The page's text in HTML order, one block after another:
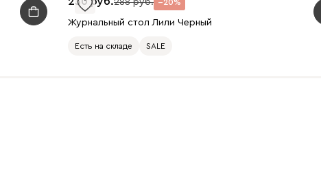
288 20
Журнальный стол Лили Черный
Есть на складе SALE